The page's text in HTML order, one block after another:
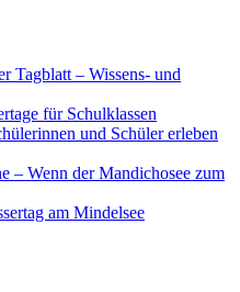
Tagblatt – Wissens- und
für Schulklassen
und Schüler erleben
– Wenn der Mandichosee zum
am Mindelsee